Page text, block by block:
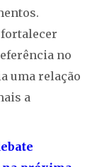
no
uma relação
a